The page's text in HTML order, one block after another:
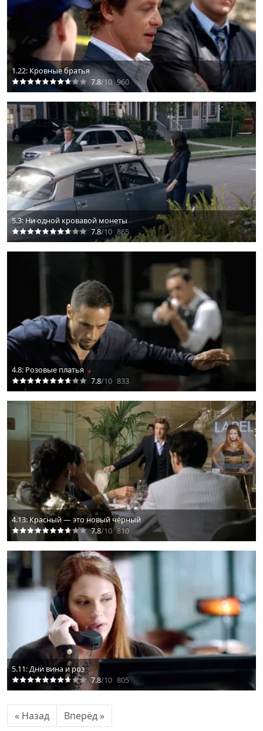
1.22: Кровные братья
7.8/10 960
5.3: Ни одной кровавой монеты
7.8/10 865
4.8: Розовые платья
7.8/10 833
4.13: Красный — это новый чёрный
7.8/10 810
5.11: Дни вина и роз
7.8/10 805
« Назад Вперёд »